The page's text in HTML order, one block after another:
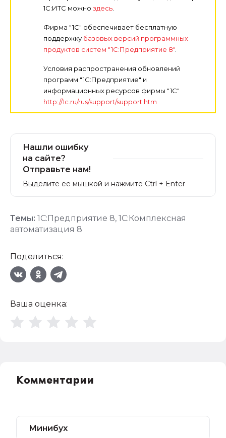
1С:ИТС можно здесь
Фирма "1С" обеспечивает бесплатную
поддержку базовых версий программных
продуктов систем "1С:Предприятие 8"
Условия распространения обновлений
программ "1С:Предприятие" и
информационных ресурсов фирмы "1С"
http://1c.ru/rus/support/support.htm
Нашли ошибку
на сайте?
Отправьте нам!
Выделите ее мышкой и нажмите Ctrl + Enter
Темы: 1С:Предприятие 8, 1С:Комплексная
автоматизация 8
Поделиться:
Ваша оценка:
Комментарии